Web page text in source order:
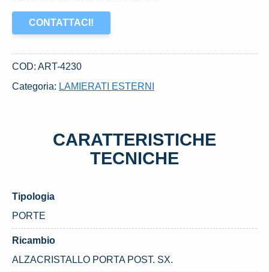
CONTATTACI!
COD: ART-4230
Categoria: LAMIERATI ESTERNI
CARATTERISTICHE
TECNICHE
Tipologia
PORTE
Ricambio
ALZACRISTALLO PORTA POST. SX.